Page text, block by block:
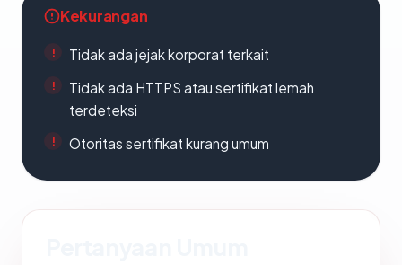
Kekurangan
Tidak ada jejak korporat terkait
Tidak ada HTTPS atau sertifikat lemah
terdeteksi
Otoritas sertifikat kurang umum